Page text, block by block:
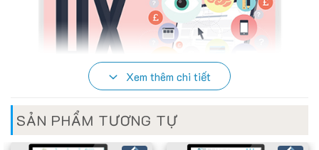
HỖ TRỢ TẤT CẢ CÁC THIẾT BỊ DI ĐỘNG
Xem thêm chi tiết
SẢN PHẨM TƯƠNG TỰ